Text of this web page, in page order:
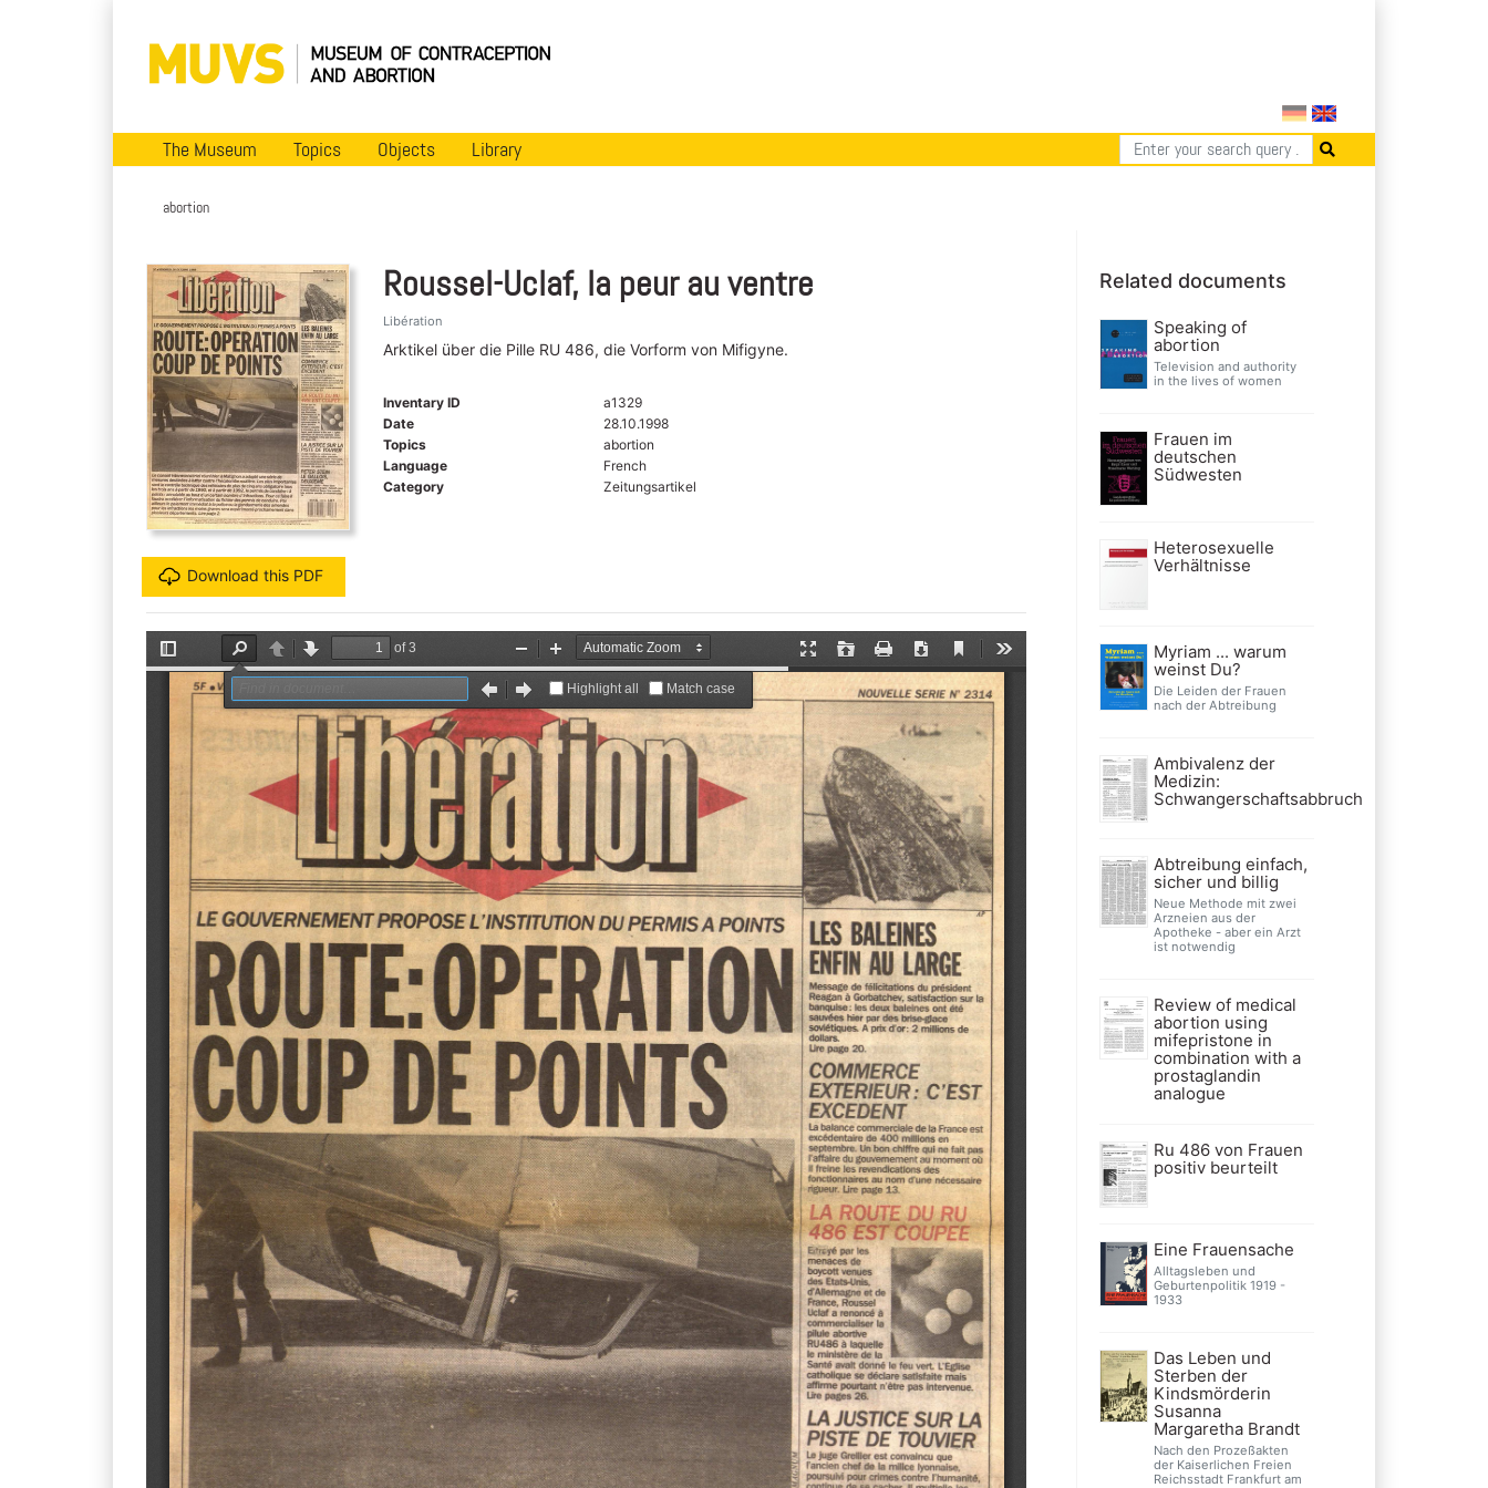
The Museum Topics Objects Library
abortion
Download this PDF
Roussel-Uclaf, la peur au ventre
Libération
Arktikel über die Pille RU 486, die Vorform von Mifigyne.
Inventary ID
a1329
Date
28.10.1998
Topics
abortion
Language
French
Category
Zeitungsartikel
Related documents
Speaking of
abortion
Television and authority
in the lives of women
Frauen im
deutschen
Südwesten
Heterosexuelle
Verhältnisse
Myriam ... warum
weinst Du?
Die Leiden der Frauen
nach der Abtreibung
Ambivalenz der
Medizin:
Schwangerschaftsabbruch
Abtreibung einfach,
sicher und billig
Neue Methode mit zwei
Arzneien aus der
Apotheke - aber ein Arzt
ist notwendig
Review of medical
abortion using
mifepristone in
combination with a
prostaglandin
analogue
Ru 486 von Frauen
positiv beurteilt
Eine Frauensache
Alltagsleben und
Geburtenpolitik 1919 -
1933
Das Leben und
Sterben der
Kindsmörderin
Susanna
Margaretha Brandt
Nach den Prozeßakten
der Kaiserlichen Freien
Reichsstadt Frankfurt am